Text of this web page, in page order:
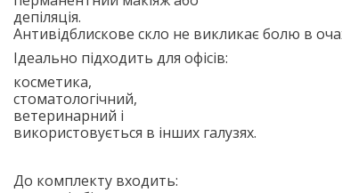
депіляція.
Антивідблискове скло не викликає болю в
Ідеально підходить для офісів:
косметика,
стоматологічний,
ветеринарний і
використовується в інших галузях.
До комплекту входить: